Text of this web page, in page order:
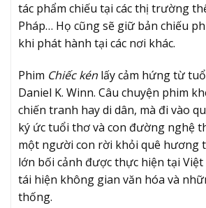
tác phẩm chiếu tại các thị trường
Pháp… Họ cũng sẽ giữ bản chiếu
khi phát hành tại các nơi khác.
Phim Chiếc kén lấy cảm hứng từ
Daniel K. Winn. Câu chuyện phim
chiến tranh hay di dân, mà đi vào
ký ức tuổi thơ và con đường nghệ
một người con rời khỏi quê hương
lớn bối cảnh được thực hiện tại
tái hiện không gian văn hóa và
thống.